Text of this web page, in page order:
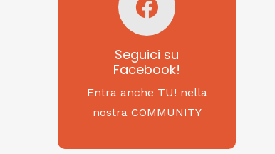
Seguici su
Facebook!
Entra anche TU! nella
nostra COMMUNITY
Seguici su
Facebook!
SAGRITALY
Feste, cibi e tradizioni
da Nord a Sud...